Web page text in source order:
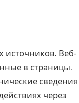
источников. Веб-
в страницы.
сведения
через